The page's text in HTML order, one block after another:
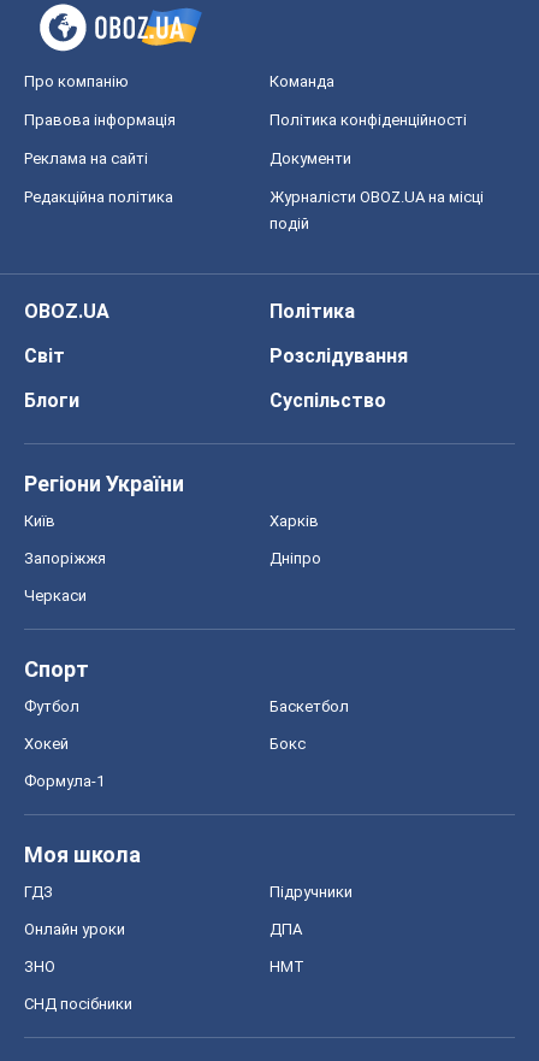
Про компанію Команда
Правова інформація Політика конфіденційності
Реклама на сайті Документи
Редакційна політика
Журналісти OBOZ.UA на місці
подій
OBOZ.UA
Політика
Світ
Розслідування
Блоги
Суспільство
Регіони України
Київ Харків
Запоріжжя Дніпро
Черкаси
Спорт
Футбол Баскетбол
Хокей Бокс
Формула-1
Моя школа
ГДЗ Підручники
Онлайн уроки ДПА
ЗНО НМТ
СНД посібники